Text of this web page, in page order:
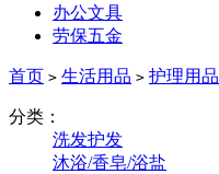
办公文具
劳保五金
首页 > 生活用品 > 护理用品
分类：
洗发护发
沐浴/香皂/浴盐